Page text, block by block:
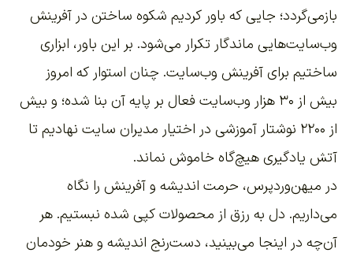
بازمی‌گردد؛ جایی که باور کردیم شکوه ساختن در آفرینش
وب‌سایت‌هایی ماندگار تکرار می‌شود. بر این باور، ابزاری
ساختیم برای آفرینش وب‌سایت. چنان استوار که امروز
بیش از ۳۰ هزار وب‌سایت فعال بر پایه آن بنا شده؛ و بیش
از ۲۲۰۰
نوشتار آموزشی در اختیار مدیران سایت نهادیم تا
آتش یادگیری هیچ‌گاه خاموش نماند.
در میهن‌وردپرس، حرمت اندیشه و آفرینش را نگاه
می‌داریم. دل به رزق از محصولات کپی شده نبستیم. هر
آن‌چه در اینجا می‌بینید، دست‌رنج اندیشه و هنر خودمان